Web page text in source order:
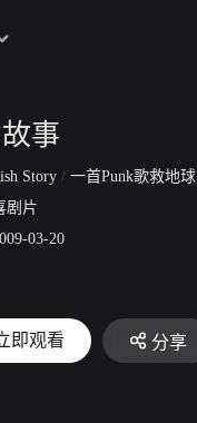
事
Story / 一首Punk歌救地球
剧片
03-20
即观看 分享